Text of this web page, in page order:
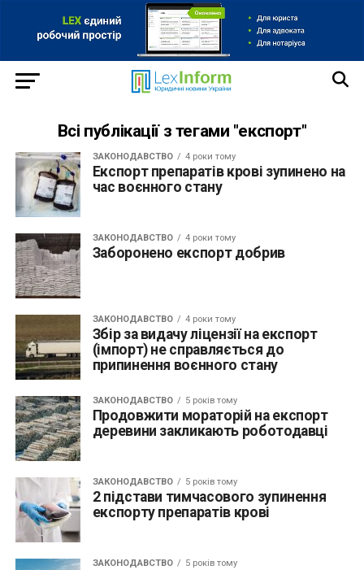
Всі публікації з тегами "експорт"
ЗАКОНОДАВСТВО 4 роки тому
Експорт препаратів крові зупинено на
час воєнного стану
ЗАКОНОДАВСТВО 4 роки тому
Заборонено експорт добрив
ЗАКОНОДАВСТВО 4 роки тому
Збір за видачу ліцензії на експорт
(імпорт) не справляється до
припинення воєнного стану
ЗАКОНОДАВСТВО 5 років тому
Продовжити мораторій на експорт
деревини закликають роботодавці
ЗАКОНОДАВСТВО 5 років тому
2 підстави тимчасового зупинення
експорту препаратів крові
ЗАКОНОДАВСТВО 5 років тому